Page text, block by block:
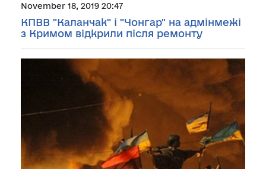
November 18, 2019 20:47
КПВВ "Каланчак" і "Чонгар" на адмінмежі
з Кримом відкрили після ремонту